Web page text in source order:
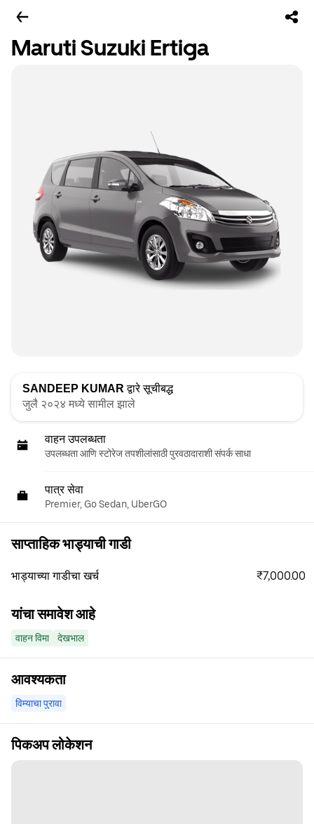
Maruti Suzuki Ertiga
SANDEEP KUMAR द्वारे सूचीबद्ध
जुलै २०२४ मध्ये सामील झाले
वाहन उपलब्धता
उपलब्धता आणि स्टोरेज तपशीलांसाठी पुरवठादाराशी संपर्क साधा
पात्र सेवा
Premier, Go Sedan, UberGO
साप्ताहिक भाड्याची गाडी
भाड्याच्या गाडीचा खर्च ₹7,000.00
यांचा समावेश आहे
वाहन विमा देखभाल
आवश्यकता
विम्याचा पुरावा
पिकअप लोकेशन